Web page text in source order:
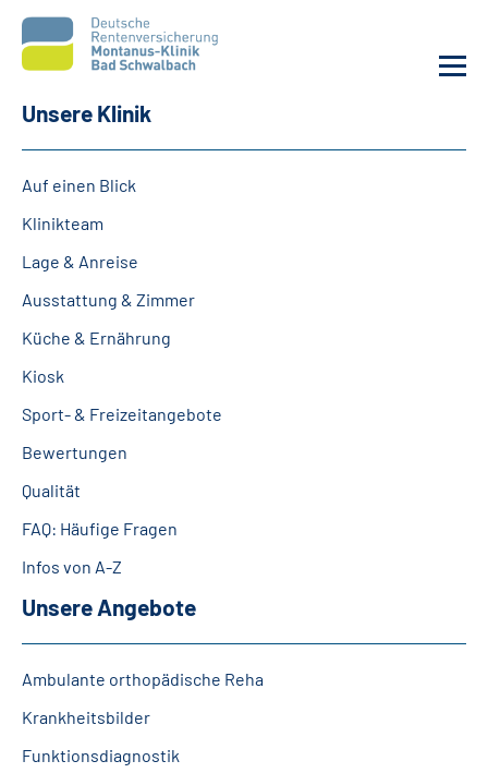
Service
Sozialdienste & Zuweisende
Suche
Leichte Sprache
Gebärdensprache
Unsere Klinik
Auf einen Blick
Klinikteam
Lage & Anreise
Ausstattung & Zimmer
Küche & Ernährung
Kiosk
Sport- & Freizeitangebote
Bewertungen
Qualität
FAQ: Häufige Fragen
Infos von A-Z
Unsere Angebote
Ambulante orthopädische Reha
Krankheitsbilder
Funktionsdiagnostik